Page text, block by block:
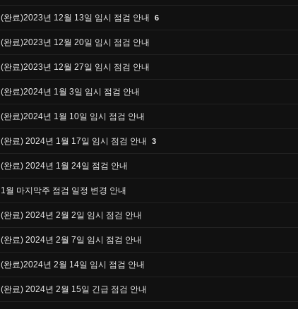
(완료)2023년 12월 13일 임시 점검 안내 6
(완료)2023년 12월 20일 임시 점검 안내
(완료)2023년 12월 27일 임시 점검 안내
(완료)2024년 1월 3일 임시 점검 안내
(완료)2024년 1월 10일 임시 점검 안내
(완료) 2024년 1월 17일 임시 점검 안내 3
(완료) 2024년 1월 24일 점검 안내
1월 마지막주 점검 일정 변경 안내
(완료) 2024년 2월 2일 임시 점검 안내
(완료) 2024년 2월 7일 임시 점검 안내
(완료)2024년 2월 14일 임시 점검 안내
(완료) 2024년 2월 15일 긴급 점검 안내